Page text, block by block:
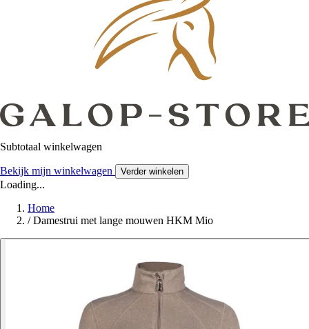
Subtotaal winkelwagen
Bekijk mijn winkelwagen Verder winkelen
Loading...
Home
/ Damestrui met lange mouwen HKM Mio